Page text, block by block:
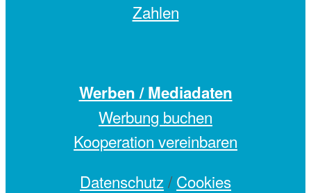
Zahlen
Werben / Mediadaten
Werbung buchen
Kooperation vereinbaren
Datenschutz/ Cookies